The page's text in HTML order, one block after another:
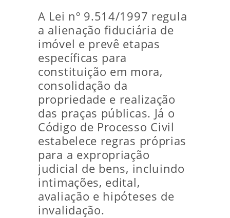
A Lei nº 9.514/1997 regula
a alienação fiduciária de
imóvel e prevê etapas
específicas para
constituição em mora,
consolidação da
propriedade e realização
das praças públicas. Já o
Código de Processo Civil
estabelece regras próprias
para a expropriação
judicial de bens, incluindo
intimações, edital,
avaliação e hipóteses de
invalidação.